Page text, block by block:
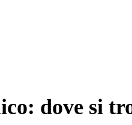
dove si